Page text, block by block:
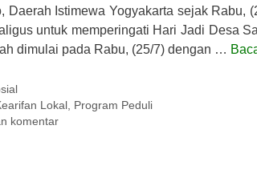
Daerah Istimewa Yogyakarta sejak
untuk memperingati Hari Jadi Desa
dimulai pada Rabu, (25/7) dengan …
Lokal
Program Peduli
komentar